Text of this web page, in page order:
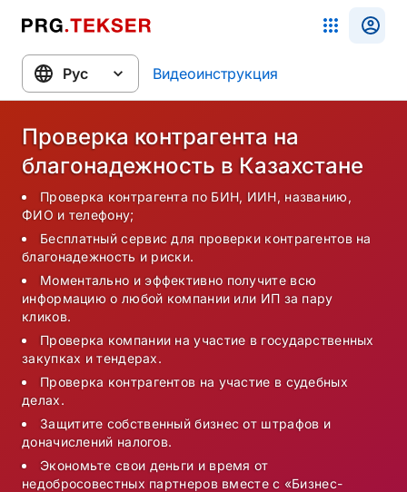
Видеоинструкция
Проверка контрагента на
благонадежность в Казахстане
Проверка контрагента по БИН, ИИН, названию,
ФИО и телефону;
Бесплатный сервис для проверки контрагентов на
благонадежность и риски.
Моментально и эффективно получите всю
информацию о любой компании или ИП за пару
кликов.
Проверка компании на участие в государственных
закупках и тендерах.
Проверка контрагентов на участие в судебных
делах.
Защитите собственный бизнес от штрафов и
доначислений налогов.
Экономьте свои деньги и время от
недобросовестных партнеров вместе с «Бизнес-